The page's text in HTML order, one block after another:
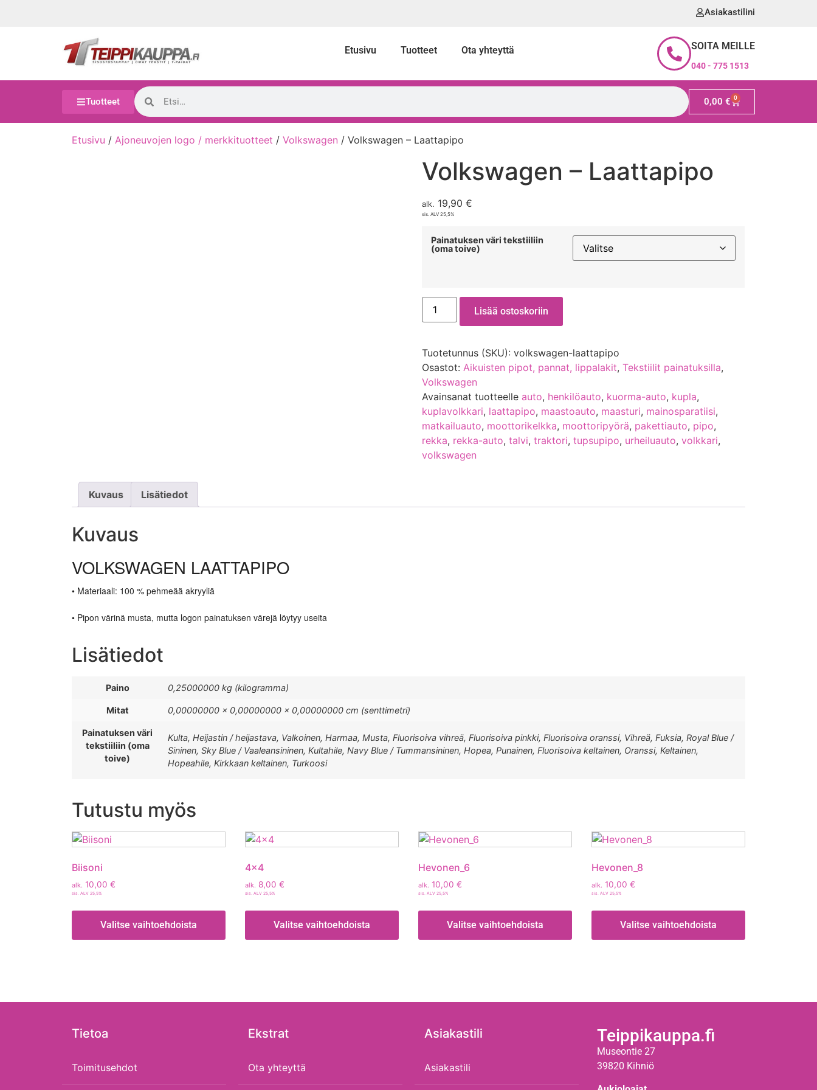
Asiakastilini
Etusivu Tuotteet Ota yhteyttä SOITA MEILLE
040 - 775 1513
Tuotteet 0,00 € 0
Etusivu / Ajoneuvojen logo / merkkituotteet / Volkswagen / Volkswagen – Laattapipo
Volkswagen – Laattapipo
alk. 19,90€
sis. ALV 25,5%
Painatuksen väri tekstiiliin
(oma toive)
Lisää ostoskoriin
Tuotetunnus (SKU):volkswagen-laattapipo
Osastot: Aikuisten pipot, pannat, lippalakit,Tekstiilit painatuksilla,
Volkswagen
Avainsanat tuotteelle auto, henkilöauto, kuorma-auto, kupla,
kuplavolkkari, laattapipo, maastoauto, maasturi, mainosparatiisi,
matkailuauto, moottorikelkka, moottoripyörä, pakettiauto, pipo,
rekka, rekka-auto,talvi,traktori,tupsupipo, urheiluauto,volkkari,
volkswagen
Kuvaus Lisätiedot
Kuvaus
VOLKSWAGEN LAATTAPIPO
• Materiaali: 100 % pehmeää akryyliä
• Pipon värinä musta, mutta logon painatuksen värejä löytyy useita
Lisätiedot
Paino 0,25000000 kg (kilogramma)
Mitat 0,00000000 × 0,00000000 × 0,00000000 cm (senttimetri)
Painatuksen väri
tekstiiliin (oma
toive)
Kulta, Heijastin / heijastava, Valkoinen, Harmaa, Musta, Fluorisoiva vihreä, Fluorisoiva pinkki, Fluorisoiva oranssi, Vihreä, Fuksia, Royal Blue /
Sininen, Sky Blue / Vaaleansininen, Kultahile, Navy Blue / Tummansininen, Hopea, Punainen, Fluorisoiva keltainen, Oranssi, Keltainen,
Hopeahile, Kirkkaan keltainen, Turkoosi
Tutustu myös
Biisoni
alk. 10,00 €
sis. ALV 25,5%
Valitse vaihtoehdoista
4×4
alk. 8,00 €
sis. ALV 25,5%
Valitse vaihtoehdoista
Hevonen_6
alk. 10,00 €
sis. ALV 25,5%
Valitse vaihtoehdoista
Hevonen_8
alk. 10,00 €
sis. ALV 25,5%
Valitse vaihtoehdoista
Tietoa
Toimitusehdot
Ekstrat
Ota yhteyttä
Asiakastili
Asiakastili
Teippikauppa.fi
Museontie 27
39820 Kihniö